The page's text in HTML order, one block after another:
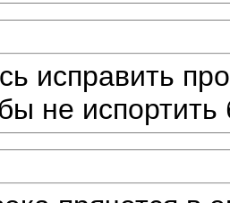
исправить
не